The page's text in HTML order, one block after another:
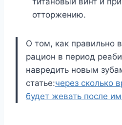
отторжению.
О том, как правильно
рацион в период
навредить новым
статье:через сколько
будет жевать после